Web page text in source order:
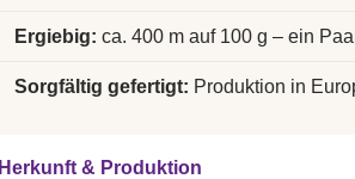
Ergiebig: ca. 400 m auf 100 g – ein
Sorgfältig gefertigt: Produktion in
Herkunft & Produktion